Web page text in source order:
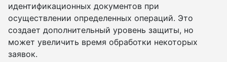
идентификационных документов при
осуществлении определенных операций. Это
создает дополнительный уровень защиты, но
может увеличить время обработки некоторых
заявок.